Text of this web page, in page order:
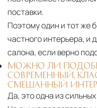
поставки.
Поэтому один и тот же
частного интерьера, и
салона, если верно
МОЖНО ЛИ
СОВРЕМЕННЫЙ,
СМЕШАННЫЙ
Да, это одна из